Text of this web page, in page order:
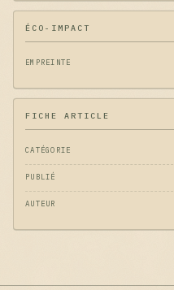
ÉCO-IMPACT
EMPREINTE
FICHE ARTICLE
CATÉGORIE
PUBLIÉ
AUTEUR